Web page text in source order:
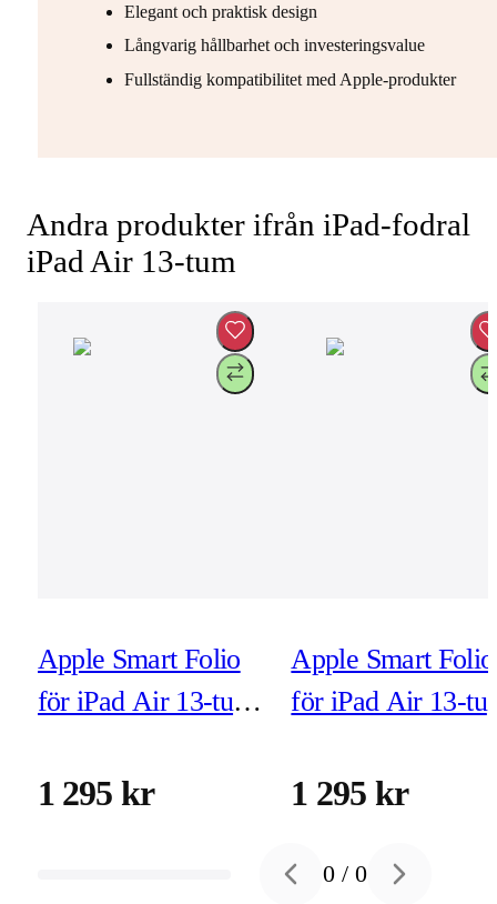
Elegant och praktisk design
Långvarig hållbarhet och investeringsvalue
Fullständig kompatibilitet med Apple-produkter
Andra produkter ifrån iPad-fodral
iPad Air 13-tum
Apple Smart Folio
för iPad Air 13-tum
1 295 kr
Apple Smart Folio
för iPad Air 13-
1 295 kr
Previous slide
0 /0 Next slide